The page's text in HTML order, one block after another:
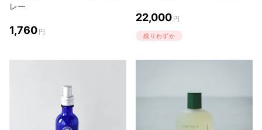
レー
1,760 円
22,000 円
残りわずか